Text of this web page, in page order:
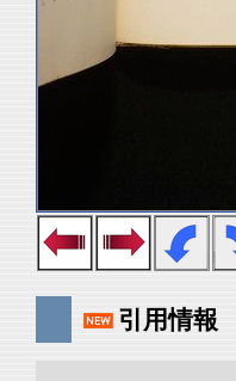
引用情報